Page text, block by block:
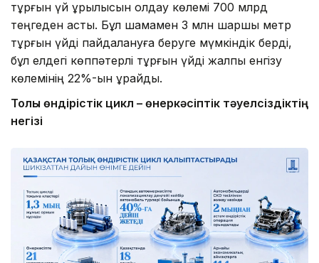
тұрғын үй құрылысын қолдау көлемі 700 млрд
теңгеден асты. Бұл шамамен 3 млн шаршы метр
тұрғын үйді пайдалануға беруге мүмкіндік берді,
бұл елдегі көппәтерлі тұрғын үйді жалпы енгізу
көлемінің 22%-ын құрайды.
Толық өндірістік цикл – өнеркәсіптік тәуелсіздіктің
негізі